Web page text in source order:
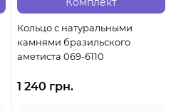
Кольцо с натуральными
камнями бразильского
аметиста 069-6110
1 240 грн.